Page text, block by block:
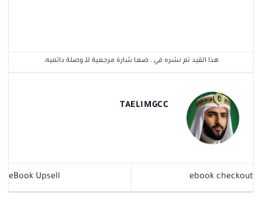
هذا القيد تم نشره في . ضعا شارة مرجعية للـوصلة دائميه.
TAELIMGCC
ebook checkout
eBook Upsell